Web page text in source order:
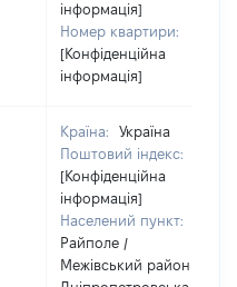
інформація]
Номер квартири:
[Конфіденційна
інформація]
Країна:
Україна
Поштовий індекс:
[Конфіденційна
інформація]
Населений пункт:
Райполе /
Межівський район /